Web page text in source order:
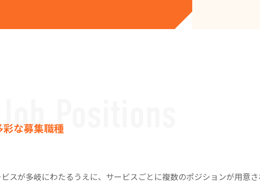
Positions
彩な募集職種
スが多岐にわたるうえに、サービスごとに複数のポジションが用意